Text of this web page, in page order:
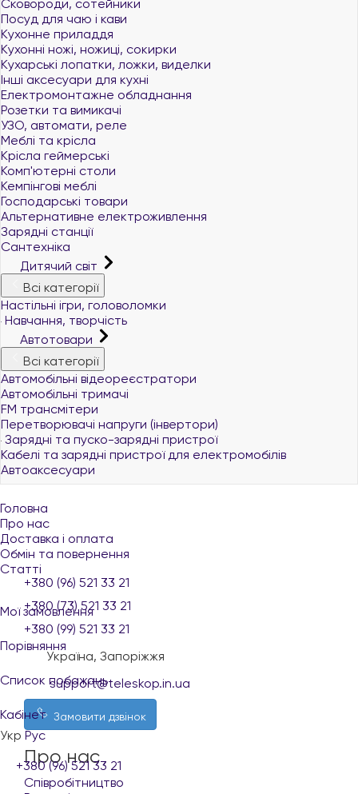
Сковороди, сотейники
Посуд для чаю і кави
Кухонне приладдя
Кухонні ножі, ножиці, сокирки
Кухарські лопатки, ложки, виделки
Інші аксесуари для кухні
Електромонтажне обладнання
Розетки та вимикачі
УЗО, автомати, реле
Меблі та крісла
Крісла геймерські
Комп'ютерні столи
Кемпінгові меблі
Господарські товари
Альтернативне електроживлення
Зарядні станції
Сантехніка
Дитячий світ
Всі категорії
Настільні ігри, головоломки
Навчання, творчість
Автотовари
Всі категорії
Автомобільні відеореєстратори
Автомобільні тримачі
FM трансмітери
Перетворювачі напруги (інвертори)
Зарядні та пуско-зарядні пристрої
Кабелі та зарядні пристрої для електромобілів
Автоаксесуари
Головна
Про нас
Доставка і оплата
Обмін та повернення
Статті
Мої замовлення
Порівняння
Список побажань
Кабінет
Укр Рус
+380 (96) 521 33 21
+380 (96) 521 33 21
+380 (73) 521 33 21
+380 (99) 521 33 21
Україна, Запоріжжя
support@teleskop.in.ua
Замовити дзвінок
Про нас
Співробітництво